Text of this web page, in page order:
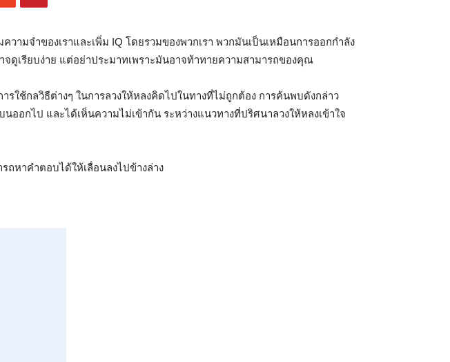
ามจำของเราและเพิ่ม IQ โดยรวมของพวกเรา พวกมันเป็นเหมือนการออกกำลัง
ดูเรียบง่าย แต่อย่าประมาทเพราะมันอาจท้าทายความสามารถของคุณ
ใช้กลวิธีต่างๆ ในการลวงให้หลงคิดไปในทางที่ไม่ถูกต้อง การค้นพบดังกล่าว
ออกไป และได้เห็นความไม่เข้ากัน ระหว่างแนวทางที่ปริศนาลวงให้หลงเข้าใจ
หาคำตอบได้ให้เลื่อนลงไปข้างล่าง